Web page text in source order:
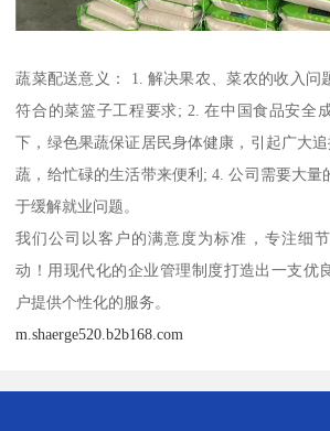
蔬菜配送意义： 1. 解决果农、菜农的收入问
符合的菜篮子工程要求; 2. 在中国食品安全
下，绿色果蔬保证居民身体健康，引起广大
蔬，给忙碌的生活带来便利; 4. 公司需要大量
于缓解就业问题。
我们公司以客户的满意度为标准，专注细
动！用现代化的企业管理制度打造出一支优
户提供个性化的服务。
m.shaerge520.b2b168.com